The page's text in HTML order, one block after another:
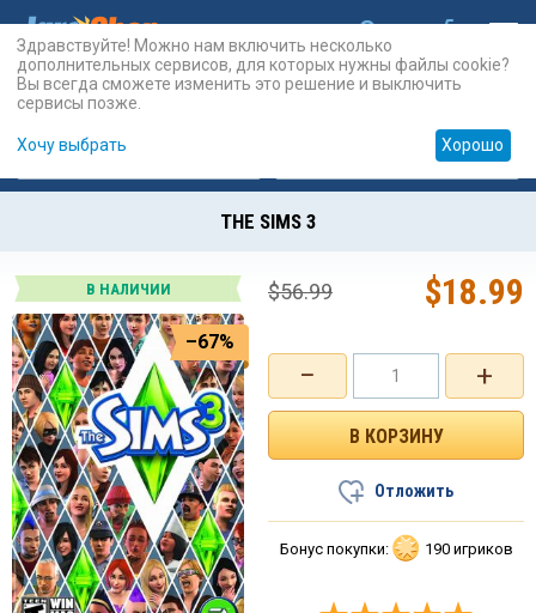
Карты Prepaid
THE SIMS 3
В НАЛИЧИИ
–67%
+
−
$18.99
$56.99
Отложить
Бонус покупки: 190 игриков
Здравствуйте! Можно нам включить несколько
дополнительных сервисов, для которых нужны файлы cookie?
Вы всегда сможете изменить это решение и выключить
сервисы позже.
Хочу выбрать Хорошо